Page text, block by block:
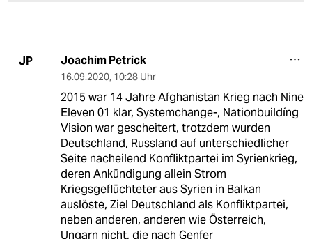
JP Joachim Petrick
16.09.2020, 10:28 Uhr
2015 war 14 Jahre Afghanistan Krieg nach Nine
Eleven 01 klar, Systemchange-, Nationbuildíng
Vision war gescheitert, trotzdem wurden
Deutschland, Russland auf unterschiedlicher
Seite nacheilend Konfliktpartei im Syrienkrieg,
deren Ankündigung allein Strom
Kriegsgeflüchteter aus Syrien in Balkan
auslöste, Ziel Deutschland als Konfliktpartei,
neben anderen, anderen wie Österreich,
Ungarn nicht, die nach Genfer